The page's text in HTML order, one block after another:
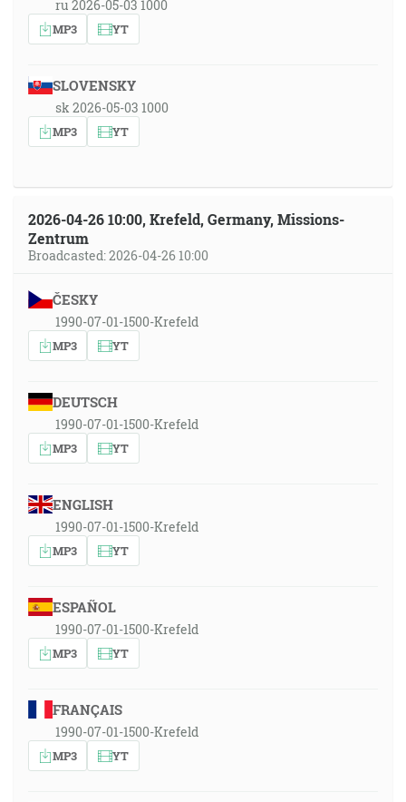
ru 2026-05-03 1000
MP3 YT
SLOVENSKY
sk 2026-05-03 1000
MP3 YT
2026-04-26 10:00, Krefeld, Germany, Missions-
Zentrum
Broadcasted: 2026-04-26 10:00
ČESKY
1990-07-01-1500-Krefeld
MP3 YT
DEUTSCH
1990-07-01-1500-Krefeld
MP3 YT
ENGLISH
1990-07-01-1500-Krefeld
MP3 YT
ESPAÑOL
1990-07-01-1500-Krefeld
MP3 YT
FRANÇAIS
1990-07-01-1500-Krefeld
MP3 YT